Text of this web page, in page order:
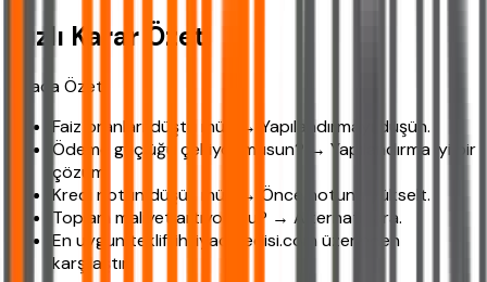
Hızlı Karar Özeti
Kısaca Özet:
Faiz oranları düştü mü? → Yapılandırmayı düşün.
Ödeme güçlüğü çekiyor musun? → Yapılandırma iyi bir
çözüm.
Kredi notun düşük mü? → Önce notunu yükselt.
Toplam maliyet artıyor mu? → Alternatif ara.
En uygun teklifi ihtiyackredisi.com üzerinden
karşılaştır.